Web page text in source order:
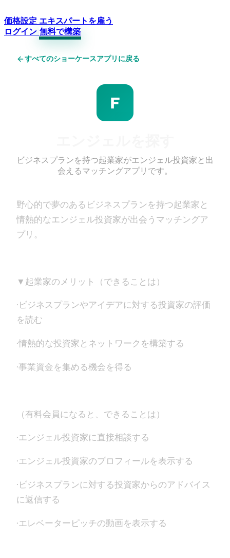
価格設定 エキスパートを雇う
ログイン 無料で構築
すべてのショーケースアプリに戻る
F
ビジネスプランを持つ起業家がエンジェル投資家と出
会えるマッチングアプリです。
野心的で夢のあるビジネスプランを持つ起業家と
情熱的なエンジェル投資家が出会うマッチングア
プリ。
▼起業家のメリット（できることは）
·ビジネスプランやアイデアに対する投資家の評価
を読む
·情熱的な投資家とネットワークを構築する
·事業資金を集める機会を得る
（有料会員になると、できることは）
·エンジェル投資家に直接相談する
·エンジェル投資家のプロフィールを表示する
·ビジネスプランに対する投資家からのアドバイス
に返信する
·エレベーターピッチの動画を表示する